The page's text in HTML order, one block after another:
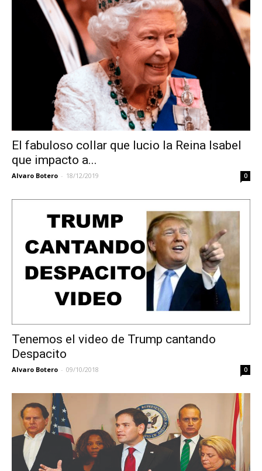
El fabuloso collar que lucio la Reina Isabel
que impacto a...
Alvaro Botero - 18/12/2019 0
Tenemos el video de Trump cantando
Despacito
Alvaro Botero - 09/10/2018 0